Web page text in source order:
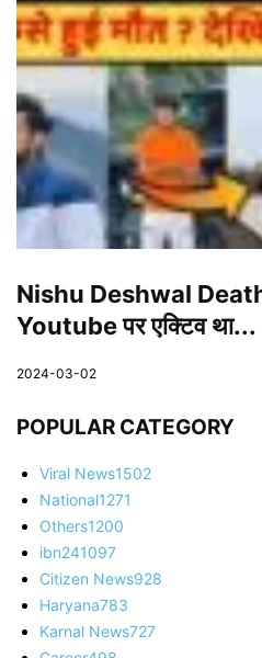
Nishu Deshwal
Youtube पर एक्टिव था...
2024-03-02
POPULAR CATEGORY
Viral News1502
National1271
Others1200
ibn241097
Citizen News928
Haryana783
Karnal News727